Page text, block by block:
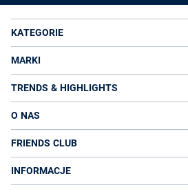
KATEGORIE
MARKI
TRENDS & HIGHLIGHTS
O NAS
FRIENDS CLUB
INFORMACJE